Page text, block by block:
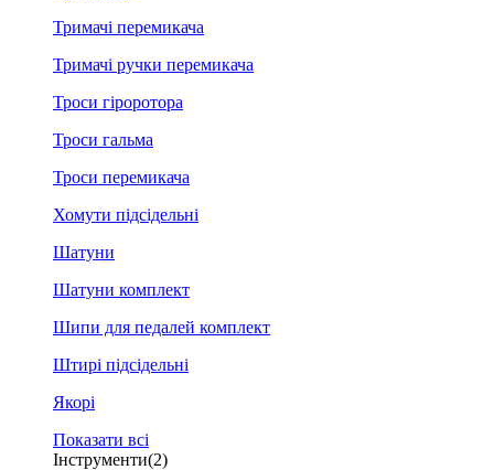
Тримачі перемикача
Тримачі ручки перемикача
Троси гіроротора
Троси гальма
Троси перемикача
Хомути підсідельні
Шатуни
Шатуни комплект
Шипи для педалей комплект
Штирі підсідельні
Якорі
Показати всі
Інструменти(2)